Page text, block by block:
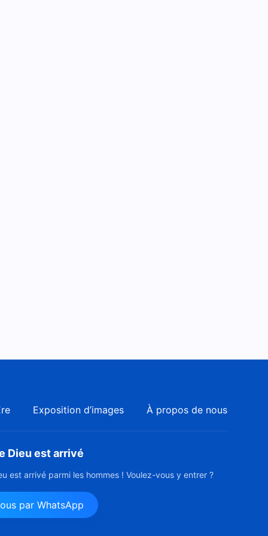
Exposition d’images À propos de nous
Dieu est arrivé
est arrivé parmi les hommes ! Voulez-vous y entrer ?
par WhatsApp